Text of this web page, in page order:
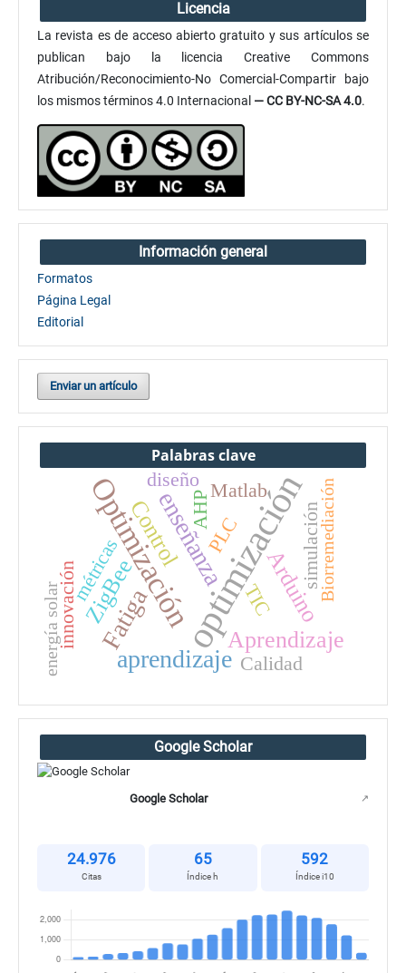
Licencia
La revista es de acceso abierto gratuito y sus artículos se
publican bajo la licencia Creative Commons
Atribución/Reconocimiento-No Comercial-Compartir bajo
los mismos términos 4.0 Internacional — CC BY-NC-SA 4.0.
Información general
Formatos
Página Legal
Editorial
Enviar un artículo
Palabras clave
optimización
Optimización
Fatiga
enseñanza
aprendizaje
Arduino
ZigBee
Aprendizaje
Control
métricas TIC
innovación
PLC simulación
AHPMatlab
diseño
Calidad
Biorremediación
energía solar
Google Scholar
Google Scholar ↗
24.976
Citas
65
Índice h
592
Índice i10